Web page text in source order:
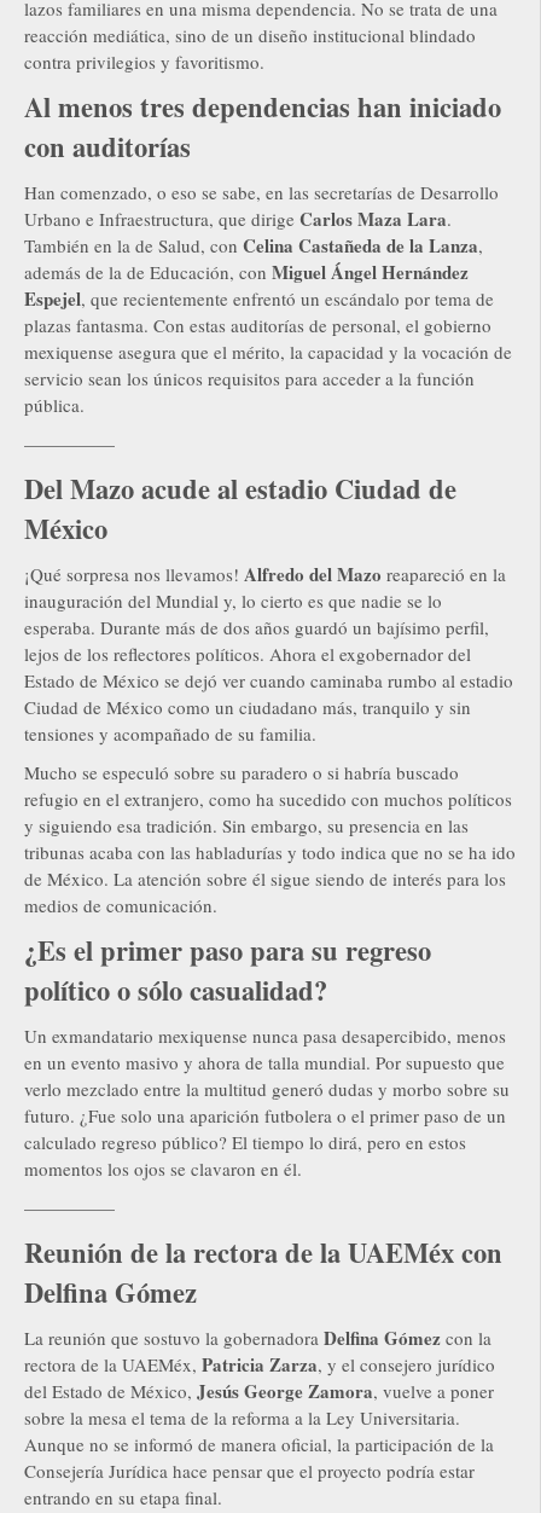
lazos familiares en una misma dependencia. No se trata de una
reacción mediática, sino de un diseño institucional blindado
contra privilegios y favoritismo.
Al menos tres dependencias han iniciado
con auditorías
Han comenzado, o eso se sabe, en las secretarías de Desarrollo
Urbano e Infraestructura, que dirige Carlos Maza Lara.
También en la de Salud, con Celina Castañeda de la Lanza,
además de la de Educación, con Miguel Ángel Hernández
Espejel, que recientemente enfrentó un escándalo por tema de
plazas fantasma. Con estas auditorías de personal, el gobierno
mexiquense asegura que el mérito, la capacidad y la vocación de
servicio sean los únicos requisitos para acceder a la función
pública.
—————
Del Mazo acude al estadio Ciudad de
México
¡Qué sorpresa nos llevamos! Alfredo del Mazo reapareció en la
inauguración del Mundial y, lo cierto es que nadie se lo
esperaba. Durante más de dos años guardó un bajísimo perfil,
lejos de los reflectores políticos. Ahora el exgobernador del
Estado de México se dejó ver cuando caminaba rumbo al estadio
Ciudad de México como un ciudadano más, tranquilo y sin
tensiones y acompañado de su familia.
Mucho se especuló sobre su paradero o si habría buscado
refugio en el extranjero, como ha sucedido con muchos políticos
y siguiendo esa tradición. Sin embargo, su presencia en las
tribunas acaba con las habladurías y todo indica que no se ha ido
de México. La atención sobre él sigue siendo de interés para los
medios de comunicación.
¿Es el primer paso para su regreso
político o sólo casualidad?
Un exmandatario mexiquense nunca pasa desapercibido, menos
en un evento masivo y ahora de talla mundial. Por supuesto que
verlo mezclado entre la multitud generó dudas y morbo sobre su
futuro. ¿Fue solo una aparición futbolera o el primer paso de un
calculado regreso público? El tiempo lo dirá, pero en estos
momentos los ojos se clavaron en él.
—————
Reunión de la rectora de la UAEMéx con
Delfina Gómez
La reunión que sostuvo la gobernadora Delfina Gómez con la
rectora de la UAEMéx, Patricia Zarza, y el consejero jurídico
del Estado de México, Jesús George Zamora, vuelve a poner
sobre la mesa el tema de la reforma a la Ley Universitaria.
Aunque no se informó de manera oficial, la participación de la
Consejería Jurídica hace pensar que el proyecto podría estar
entrando en su etapa final.